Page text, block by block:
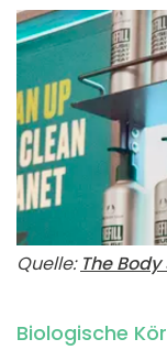
Quelle: The
Biologische